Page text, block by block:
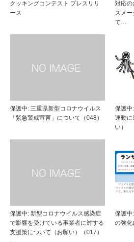
クッキングコンテスト プレスリリ
ース
対応の
スメ
て…
保護中: 三重県新型コロナウイルス
「緊急警戒宣言」について（048）
保護中
運動に
い）
保護中: 新型コロナウイルス感染症
で影響を受けている事業者に対する
支援策について（お願い）（017）
保護中
の強化